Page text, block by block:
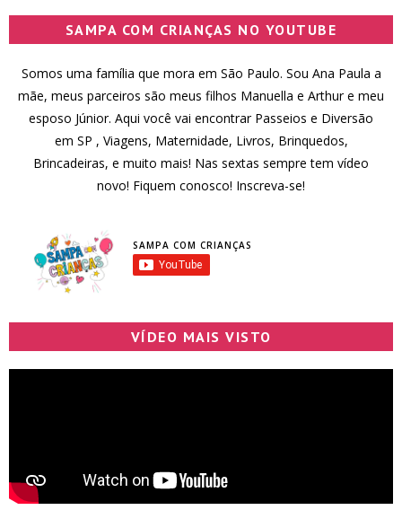
SAMPA COM CRIANÇAS NO YOUTUBE
Somos uma família que mora em São Paulo. Sou Ana Paula a
mãe, meus parceiros são meus filhos Manuella e Arthur e meu
esposo Júnior. Aqui você vai encontrar Passeios e Diversão
em SP , Viagens, Maternidade, Livros, Brinquedos,
Brincadeiras, e muito mais! Nas sextas sempre tem vídeo
novo! Fiquem conosco! Inscreva-se!
SAMPA COM CRIANÇAS
VÍDEO MAIS VISTO